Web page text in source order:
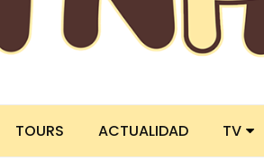
TOURS ACTUALIDAD TV